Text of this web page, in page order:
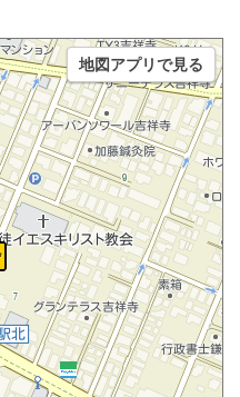
地図アプリで見る